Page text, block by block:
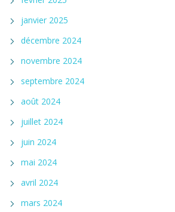
janvier 2025
décembre 2024
novembre 2024
septembre 2024
août 2024
juillet 2024
juin 2024
mai 2024
avril 2024
mars 2024